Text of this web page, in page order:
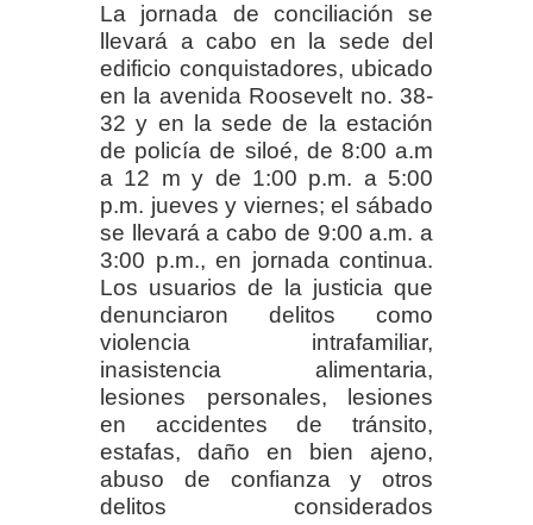
La jornada de conciliación se
llevará a cabo en la sede del
edificio conquistadores, ubicado
en la avenida Roosevelt no. 38-
32 y en la sede de la estación
de policía de siloé, de 8:00 a.m
a 12 m y de 1:00 p.m. a 5:00
p.m. jueves y viernes; el sábado
se llevará a cabo de 9:00 a.m. a
3:00 p.m., en jornada continua.
Los usuarios de la justicia que
denunciaron delitos como
violencia intrafamiliar,
inasistencia alimentaria,
lesiones personales, lesiones
en accidentes de tránsito,
estafas, daño en bien ajeno,
abuso de confianza y otros
delitos considerados